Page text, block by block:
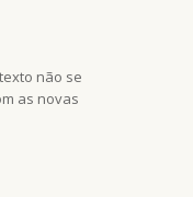
não se
as novas